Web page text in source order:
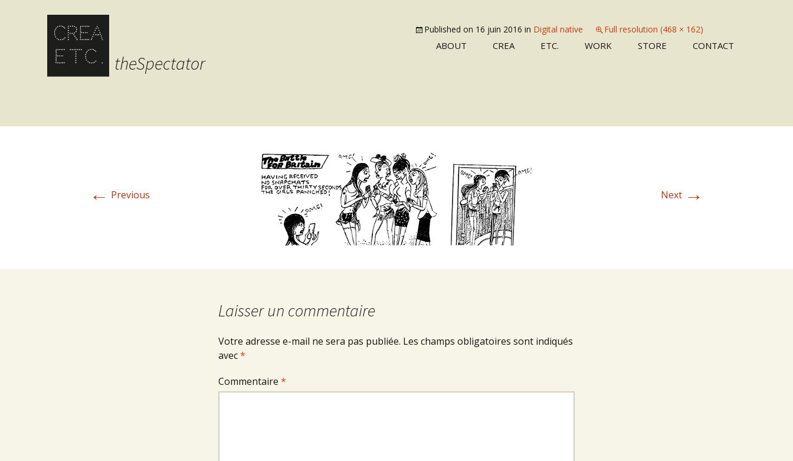
ABOUT CREA ETC. WORK STORE CONTACT
theSpectator
Published on 16 juin 2016 in Digital native Full resolution (468 × 162)
← Previous Next →
Laisser un commentaire
Votre adresse e-mail ne sera pas publiée. Les champs obligatoires sont indiqués
avec*
Commentaire *